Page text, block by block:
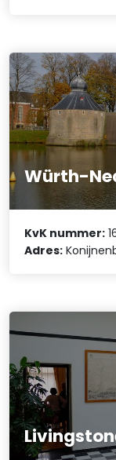
Würth-
KvK nummer:
Adres: